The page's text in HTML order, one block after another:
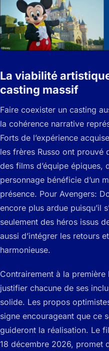
La viabilité
casting massif
Faire coexister un casting
la cohérence narrative
Forts de l’expérience
les frères Russo ont prouvé
des films d’équipe épiques,
personnage bénéficie d’un
présence. Pour Avengers:
encore plus ardue puisqu’il
seulement des héros issus
aussi d’intégrer les retours
harmonieuse.
Contrairement à la
justifier chacune de ses
solide. Les propos
signe encourageant que ce
guideront la réalisation. Le
18 décembre 2026, promet